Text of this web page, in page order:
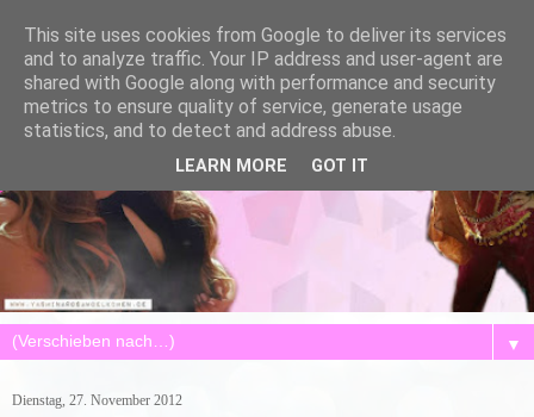
▼
Dienstag, 27. November 2012
This site uses cookies from Google to deliver its services
and to analyze traffic. Your IP address and user-agent are
shared with Google along with performance and security
metrics to ensure quality of service, generate usage
statistics, and to detect and address abuse.
LEARN MORE GOT IT